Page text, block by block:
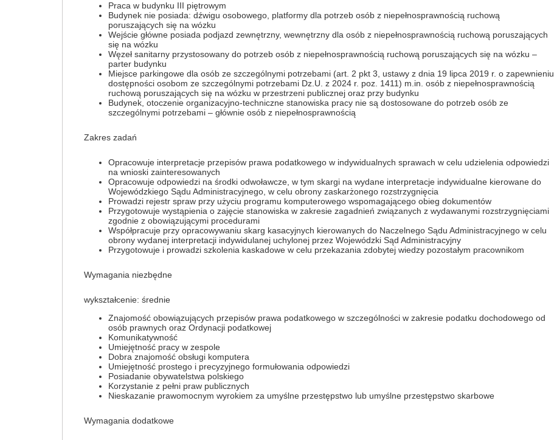
Praca w budynku III piętrowym
Budynek nie posiada: dźwigu osobowego, platformy dla potrzeb osób z niepełnosprawnością ruchową
poruszających się na wózku
Wejście główne posiada podjazd zewnętrzny, wewnętrzny dla osób z niepełnosprawnością ruchową poruszających
się na wózku
Węzeł sanitarny przystosowany do potrzeb osób z niepełnosprawnością ruchową poruszających się na wózku –
parter budynku
Miejsce parkingowe dla osób ze szczególnymi potrzebami (art. 2 pkt 3, ustawy z dnia 19 lipca 2019 r. o zapewnieniu
dostępności osobom ze szczególnymi potrzebami Dz.U. z 2024 r. poz. 1411) m.in. osób z niepełnosprawnością
ruchową poruszających się na wózku w przestrzeni publicznej oraz przy budynku
Budynek, otoczenie organizacyjno-techniczne stanowiska pracy nie są dostosowane do potrzeb osób ze
szczególnymi potrzebami – głównie osób z niepełnosprawnością
Zakres zadań
Opracowuje interpretacje przepisów prawa podatkowego w indywidualnych sprawach w celu udzielenia odpowiedzi
na wnioski zainteresowanych
Opracowuje odpowiedzi na środki odwoławcze, w tym skargi na wydane interpretacje indywidualne kierowane do
Wojewódzkiego Sądu Administracyjnego, w celu obrony zaskarżonego rozstrzygnięcia
Prowadzi rejestr spraw przy użyciu programu komputerowego wspomagającego obieg dokumentów
Przygotowuje wystąpienia o zajęcie stanowiska w zakresie zagadnień związanych z wydawanymi rozstrzygnięciami
zgodnie z obowiązującymi procedurami
Współpracuje przy opracowywaniu skarg kasacyjnych kierowanych do Naczelnego Sądu Administracyjnego w celu
obrony wydanej interpretacji indywidulanej uchylonej przez Wojewódzki Sąd Administracyjny
Przygotowuje i prowadzi szkolenia kaskadowe w celu przekazania zdobytej wiedzy pozostałym pracownikom
Wymagania niezbędne
wykształcenie: średnie
Znajomość obowiązujących przepisów prawa podatkowego w szczególności w zakresie podatku dochodowego od
osób prawnych oraz Ordynacji podatkowej
Komunikatywność
Umiejętność pracy w zespole
Dobra znajomość obsługi komputera
Umiejętność prostego i precyzyjnego formułowania odpowiedzi
Posiadanie obywatelstwa polskiego
Korzystanie z pełni praw publicznych
Nieskazanie prawomocnym wyrokiem za umyślne przestępstwo lub umyślne przestępstwo skarbowe
Wymagania dodatkowe